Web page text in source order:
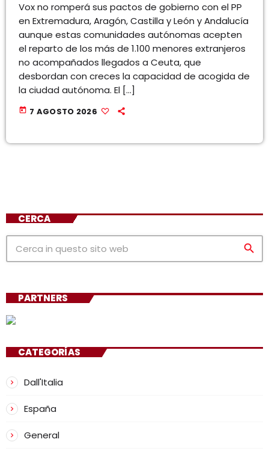
Vox no romperá sus pactos de gobierno con el PP
en Extremadura, Aragón, Castilla y León y Andalucía
aunque estas comunidades autónomas acepten
el reparto de los más de 1.100 menores extranjeros
no acompañados llegados a Ceuta, que
desbordan con creces la capacidad de acogida de
la ciudad autónoma. El […]
today 7 AGOSTO 2026
CERCA
search
PARTNERS
CATEGORÍAS
Dall'Italia
España
General